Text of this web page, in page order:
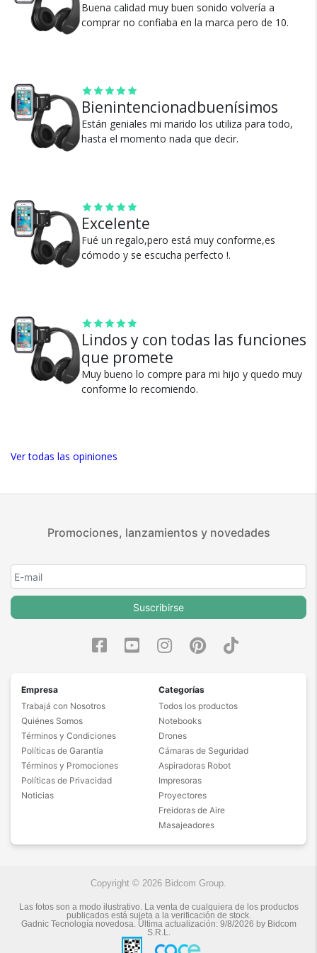
Buena calidad muy buen sonido volvería a
comprar no confiaba en la marca pero de 10.
Bienintencionadbuenísimos
Están geniales mi marido los utiliza para todo,
hasta el momento nada que decir.
Excelente
Fué un regalo,pero está muy conforme,es
cómodo y se escucha perfecto !.
Lindos y con todas las funciones
que promete
Muy bueno lo compre para mi hijo y quedo muy
conforme lo recomiendo.
Ver todas las opiniones
Te damos 30 días de prueba.
Si no es lo que esperabas, te devolvemos tu
dinero.
¿Por qué estamos tan
seguros?
positivas en MercadoLibre.
5 estrellas de 5 en Google.
5 estrellas de 5 en Facebook.
Más de 15.000 comentarios
envíos.
nosotros.
Promociones, lanzamientos y novedades
Suscribirse
Empresa
Trabajá con Nosotros
Quiénes Somos
Términos y Condiciones
Políticas de Garantía
Términos y Promociones
Políticas de Privacidad
Noticias
Categorías
Todos los productos
Notebooks
Drones
Cámaras de Seguridad
Aspiradoras Robot
Impresoras
Proyectores
Freidoras de Aire
Masajeadores
Copyright © 2026 Bidcom Group.
Las fotos son a modo ilustrativo. La venta de cualquiera de los productos
publicados está sujeta a la verificación de stock.
Gadnic Tecnología novedosa.Última actualización: 9/8/2026 by Bidcom
S.R.L.